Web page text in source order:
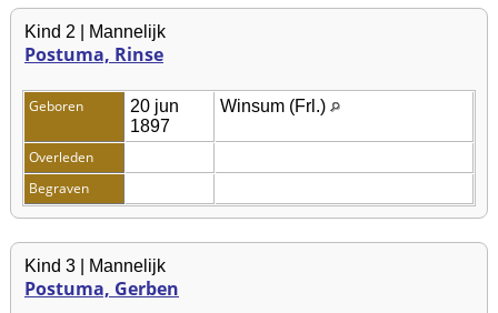
Kind 2 | Mannelijk
Postuma, Rinse
Geboren
20 jun
1897
Winsum (Frl.)
Overleden
Begraven
Kind 3 | Mannelijk
Postuma, Gerben